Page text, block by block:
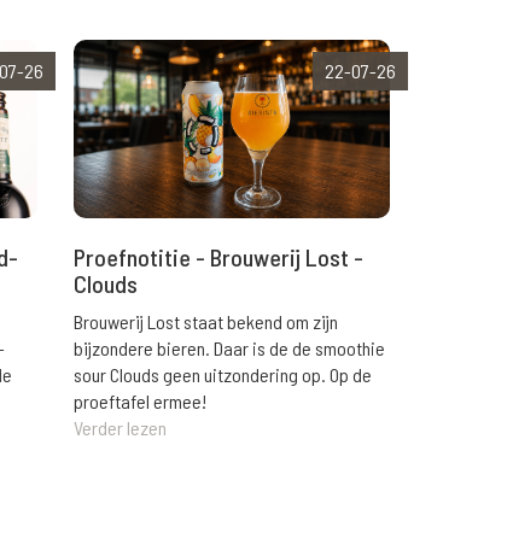
26 22-07-26
Proefnotitie - Brouwerij Lost -
Clouds
Brouwerij Lost staat bekend om zijn
bijzondere bieren. Daar is de de smoothie
sour Clouds geen uitzondering op. Op de
proeftafel ermee!
Verder lezen